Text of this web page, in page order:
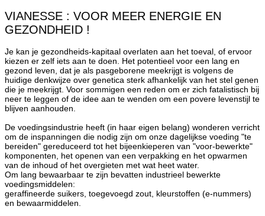
VIANESSE : VOOR MEER ENERGIE EN
GEZONDHEID !
Je kan je gezondheids-kapitaal overlaten aan het toeval, of ervoor
kiezen er zelf iets aan te doen. Het potentieel voor een lang en
gezond leven, dat je als pasgeborene meekrijgt is volgens de
huidige denkwijze over genetica sterk afhankelijk van het stel genen
die je meekrijgt. Voor sommigen een reden om er zich fatalistisch bij
neer te leggen of de idee aan te wenden om een povere levenstijl te
blijven aanhouden.
De voedingsindustrie heeft (in haar eigen belang) wonderen verricht
om de inspanningen die nodig zijn om onze dagelijkse voeding "te
bereiden" gereduceerd tot het bijeenkieperen van "voor-bewerkte"
komponenten, het openen van een verpakking en het opwarmen
van de inhoud of het overgieten met wat heet water.
Om lang bewaarbaar te zijn bevatten industrieel bewerkte
voedingsmiddelen:
geraffineerde suikers, toegevoegd zout, kleurstoffen (e-nummers)
en bewaarmiddelen.